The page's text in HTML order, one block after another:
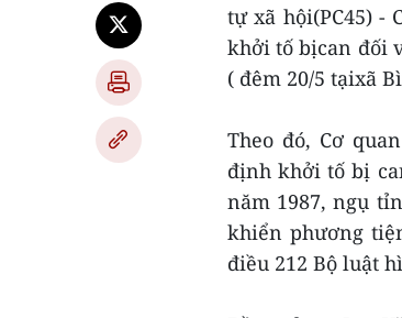
tự xã hội(PC45) -
khởi tố bịcan đối
( đêm 20/5 tạixã
Theo đó, Cơ
định khởi tố bị
năm 1987, ngụ
khiển phương
điều 212 Bộ luật